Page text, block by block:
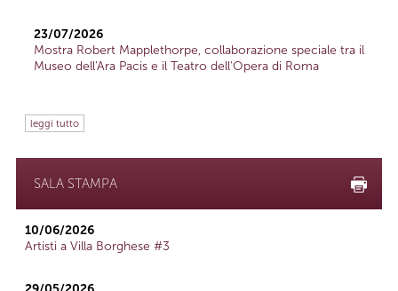
23/07/2026
Mostra Robert Mapplethorpe, collaborazione speciale tra il
Museo dell'Ara Pacis e il Teatro dell'Opera di Roma
leggi tutto
SALA STAMPA
10/06/2026
Artisti a Villa Borghese #3